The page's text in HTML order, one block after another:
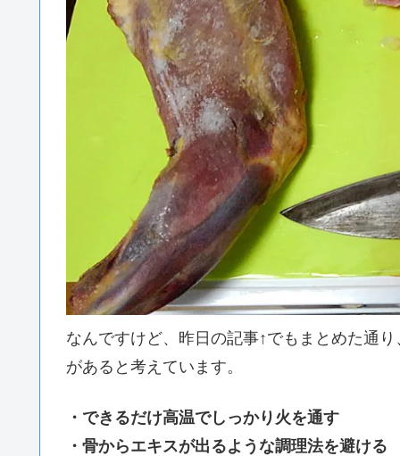
なんですけど、昨日の記事↑でもまとめた通
があると考えています。
・できるだけ高温でしっかり火を通す
・骨からエキスが出るような調理法を避ける